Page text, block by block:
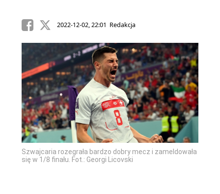
2022-12-02, 22:01 Redakcja
Szwajcaria rozegrała bardzo dobry mecz i zameldowała
się w 1/8 finału. Fot.: Georgi Licovski